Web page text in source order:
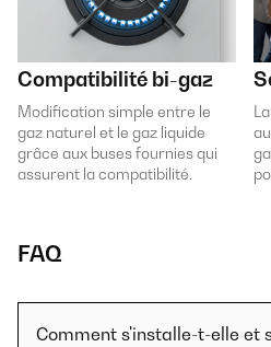
Compatibilité bi-gaz
Modification simple entre le
gaz naturel et le gaz liquide
grâce aux buses fournies qui
assurent la compatibilité.
FAQ
Comment s'installe-t-elle et